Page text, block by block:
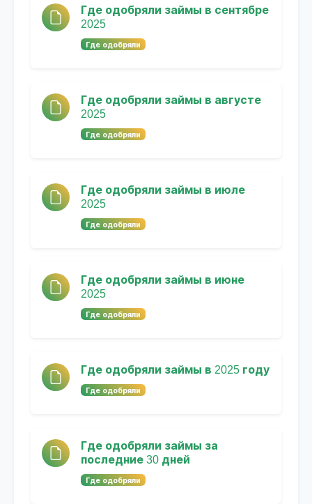
Где одобряли займы в сентябре
2025
Где одобряли
Где одобряли займы в августе
2025
Где одобряли
Где одобряли займы в июле
2025
Где одобряли
Где одобряли займы в июне
2025
Где одобряли
Где одобряли займы в 2025 году
Где одобряли
Где одобряли займы за
последние 30 дней
Где одобряли